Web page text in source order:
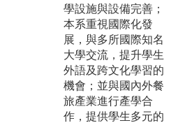
學設施與設備完善；
本系重視國際化發
展，與多所國際知名
大學交流，提升學生
外語及跨文化學習的
機會；並與國內外餐
旅產業進行產學合
作，提供學生多元的